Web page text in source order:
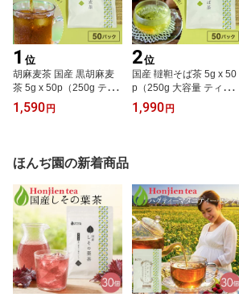
1 位
胡麻麦茶 国産 黒胡麻麦
茶 5g x 50p（250g ティ
ーバッグ） ほんぢ園 ＜
胡麻麦茶 血圧測定 ペッ
胡麻 麦茶 送料無料 ノン
カフェイン 胡麻麦茶パッ
ク 麦茶ティーバッグ 健
康茶＞【LC】／ラ／●
1,590 円
2位
国産 韃靼そば茶 5g x 50
p（250g 大容量 ティー
バッグ） ほんぢ園 ＜ペ
ットボトルよりお得 蕎麦
イン 血圧測定 そば茶国
産＞送料無料【LC】／セ
／●
1,990 円
ほんぢ園の新着商品